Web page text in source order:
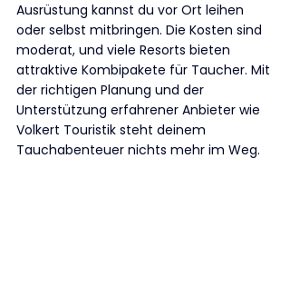
Ausrüstung kannst du vor Ort leihen
oder selbst mitbringen. Die Kosten sind
moderat, und viele Resorts bieten
attraktive Kombipakete für Taucher. Mit
der richtigen Planung und der
Unterstützung erfahrener Anbieter wie
Volkert Touristik steht deinem
Tauchabenteuer nichts mehr im Weg.